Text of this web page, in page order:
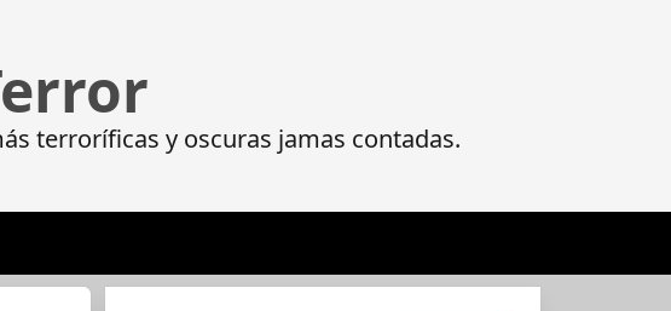
terroríficas y oscuras jamas contadas.